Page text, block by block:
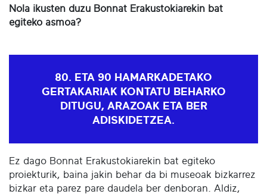
Nola ikusten duzu Bonnat Erakustokiarekin bat
egiteko asmoa?
80. ETA 90 HAMARKADETAKO
GERTAKARIAK KONTATU BEHARKO
DITUGU, ARAZOAK ETA BER
ADISKIDETZEA.
Ez dago Bonnat Erakustokiarekin bat egiteko
proiekturik, baina jakin behar da bi museoak bizkarrez
bizkar eta parez pare daudela ber denboran. Aldiz,